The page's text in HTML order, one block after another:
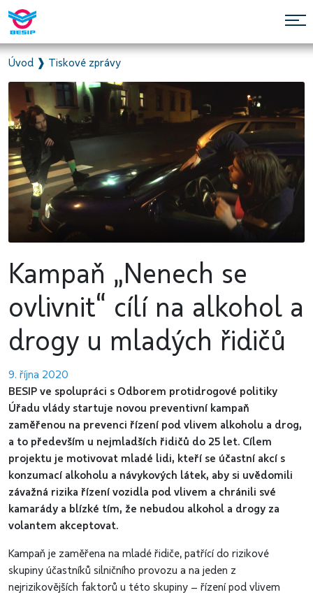
Úvod ❱ Tiskové zprávy
Kampaň „Nenech se
ovlivnit“ cílí na alkohol a
drogy u mladých řidičů
9. října 2020
BESIP ve spolupráci s Odborem protidrogové politiky
Úřadu vlády startuje novou preventivní kampaň
zaměřenou na prevenci řízení pod vlivem alkoholu a drog,
a to především u nejmladších řidičů do 25 let. Cílem
projektu je motivovat mladé lidi, kteří se účastní akcí s
konzumací alkoholu a návykových látek, aby si uvědomili
závažná rizika řízení vozidla pod vlivem a chránili své
kamarády a blízké tím, že nebudou alkohol a drogy za
volantem akceptovat.
Kampaň je zaměřena na mladé řidiče, patřící do rizikové
skupiny účastníků silničního provozu a na jeden z
nejrizikovějších faktorů u této skupiny – řízení pod vlivem